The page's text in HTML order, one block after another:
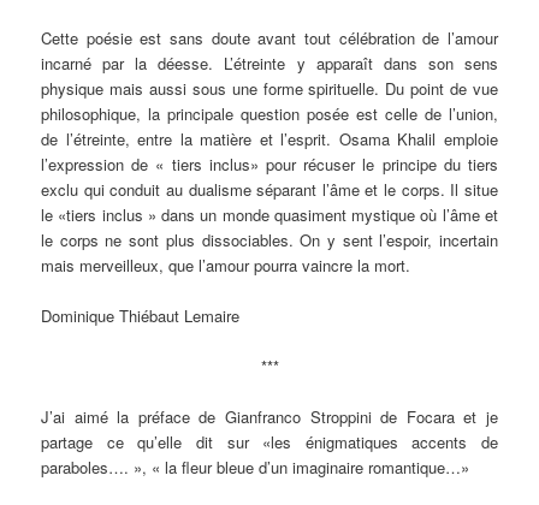
Cette poésie est sans doute avant tout célébration de l’amour
incarné par la déesse. L’étreinte y apparaît dans son sens
physique mais aussi sous une forme spirituelle. Du point de vue
philosophique, la principale question posée est celle de l’union,
de l’étreinte, entre la matière et l’esprit. Osama Khalil emploie
l’expression de « tiers inclus» pour récuser le principe du tiers
exclu qui conduit au dualisme séparant l’âme et le corps. Il situe
le «tiers inclus » dans un monde quasiment mystique où l’âme et
le corps ne sont plus dissociables. On y sent l’espoir, incertain
mais merveilleux, que l’amour pourra vaincre la mort.
Dominique Thiébaut Lemaire
***
J’ai aimé la préface de Gianfranco Stroppini de Focara et je
partage ce qu’elle dit sur «les énigmatiques accents de
paraboles…. », « la fleur bleue d’un imaginaire romantique…»